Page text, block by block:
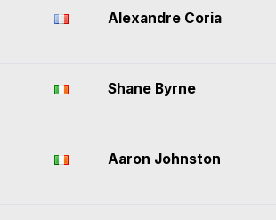
Alexandre Coria
Shane Byrne
Aaron Johnston